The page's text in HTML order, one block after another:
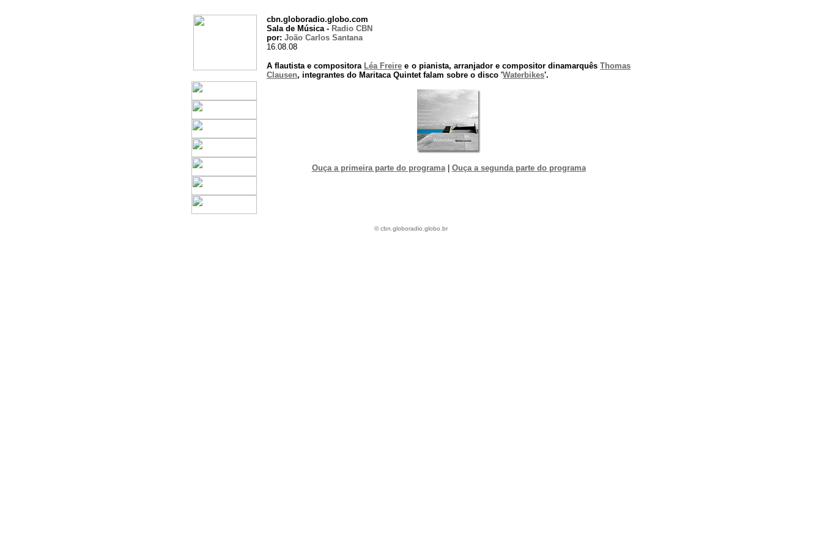
cbn.globoradio.globo.com
Sala de Música - Radio CBN
por: João Carlos Santana
16.08.08
A flautista e compositora Léa Freire e o pianista, arranjador e compositor dinamarquêsThomas
Clausen, integrantes do Maritaca Quintet falam sobre o disco 'Waterbikes'.
Ouça a primeira parte do programa| Ouça a segunda parte do programa
© cbn.globoradio.globo.br